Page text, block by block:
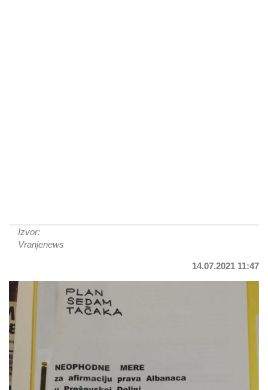
Izvor:
Vranjenews
14.07.2021 11:47